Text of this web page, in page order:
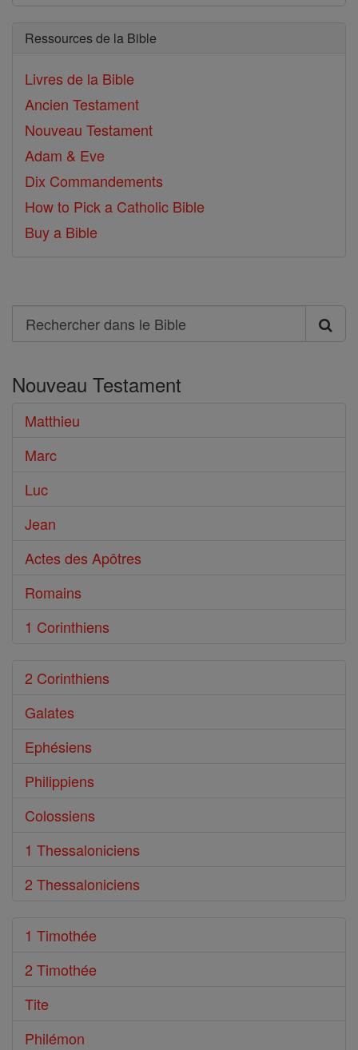
Ressources de la Bible
Livres de la Bible
Ancien Testament
Nouveau Testament
Adam & Eve
Dix Commandements
How to Pick a Catholic Bible
Buy a Bible
Search
Rechercher
le
Bible
Nouveau Testament
Matthieu
Marc
Luc
Jean
Actes des Apôtres
Romains
1 Corinthiens
2 Corinthiens
Galates
Ephésiens
Philippiens
Colossiens
1 Thessaloniciens
2 Thessaloniciens
1 Timothée
2 Timothée
Tite
Philémon